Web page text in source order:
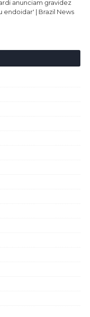
anunciam gravidez
endoidar' | Brazil News